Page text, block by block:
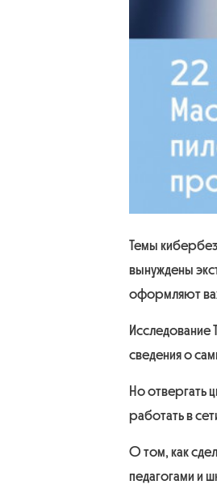
Темы
вынуждены
оформляют
Исследование
сведения о
Но отвергать
работать в
О том, как
педагогами и